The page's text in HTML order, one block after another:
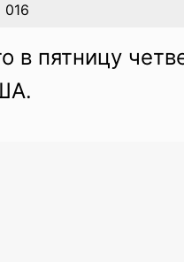
в пятницу